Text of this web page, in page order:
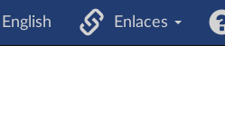
English Enlaces